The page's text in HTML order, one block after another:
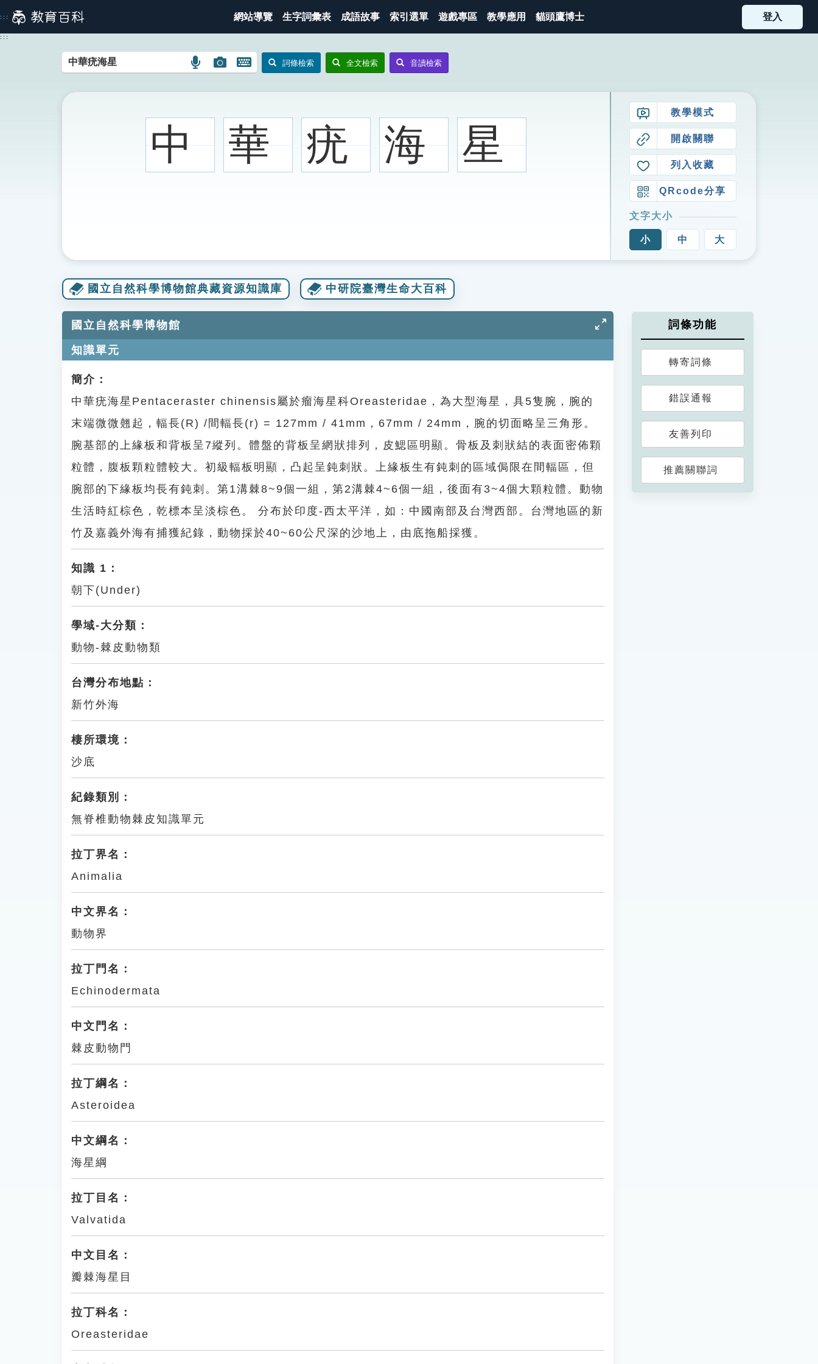
到
主
::: 網站導覽 生字詞彙表 成語故事 索引選單 遊戲專區 教學應用 貓頭鷹博士 登入
:::
語
搜
圖
圖
搜
圖
開
鍵
圖
示
詞條檢索 全文檢索 音讀檢索
中 華 疣 海 星
教學模式
開啟關聯
列入收藏
QRcode分享
文字大小
小 中 大
國立自然科學博物館典藏資源知識庫 中研院臺灣生命大百科
國立自然科學博物館
知識單元
簡介：
中華疣海星Pentaceraster chinensis屬於瘤海星科Oreasteridae，為大型海星，具5隻腕，腕的
末端微微翹起，輻長(R) /間輻長(r) = 127mm / 41mm，67mm / 24mm，腕的切面略呈三角形。
腕基部的上緣板和背板呈7縱列。體盤的背板呈網狀排列，皮鰓區明顯。骨板及刺狀結的表面密佈顆
粒體，腹板顆粒體較大。初級輻板明顯，凸起呈鈍刺狀。上緣板生有鈍刺的區域侷限在間輻區，但
腕部的下緣板均長有鈍刺。第1溝棘8~9個一組，第2溝棘4~6個一組，後面有3~4個大顆粒體。動物
生活時紅棕色，乾標本呈淡棕色。 分布於印度-西太平洋，如：中國南部及台灣西部。台灣地區的新
竹及嘉義外海有捕獲紀錄，動物採於40~60公尺深的沙地上，由底拖船採獲。
知識 1：
朝下(Under)
學域-大分類：
動物-棘皮動物類
台灣分布地點：
新竹外海
棲所環境：
沙底
紀錄類別：
無脊椎動物棘皮知識單元
拉丁界名：
Animalia
中文界名：
動物界
拉丁門名：
Echinodermata
中文門名：
棘皮動物門
拉丁綱名：
Asteroidea
中文綱名：
海星綱
拉丁目名：
Valvatida
中文目名：
瓣棘海星目
拉丁科名：
Oreasteridae
詞條功能
轉寄詞條
錯誤通報
友善列印
推薦關聯詞